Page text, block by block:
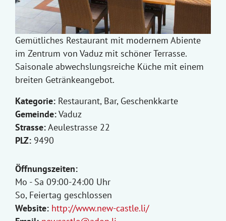
Gemütliches Restaurant mit modernem Abiente
im Zentrum von Vaduz mit schöner Terrasse.
Saisonale abwechslungsreiche Küche mit einem
breiten Getränkeangebot.
Kategorie: Restaurant, Bar, Geschenkkarte
Gemeinde:Vaduz
Strasse:Aeulestrasse 22
PLZ: 9490
Öffnungszeiten:
Mo - Sa 09:00-24:00 Uhr
So, Feiertag geschlossen
Website: http://www.new-castle.li/